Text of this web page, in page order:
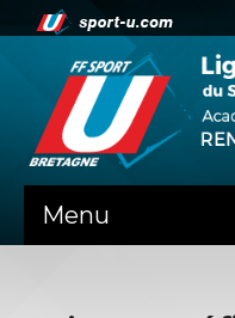
Menu